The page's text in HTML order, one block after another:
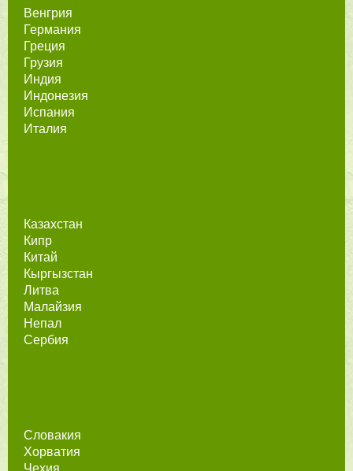
Венгрия
Германия
Греция
Грузия
Индия
Индонезия
Испания
Италия
Казахстан
Кипр
Китай
Кыргызстан
Литва
Малайзия
Непал
Сербия
Словакия
Хорватия